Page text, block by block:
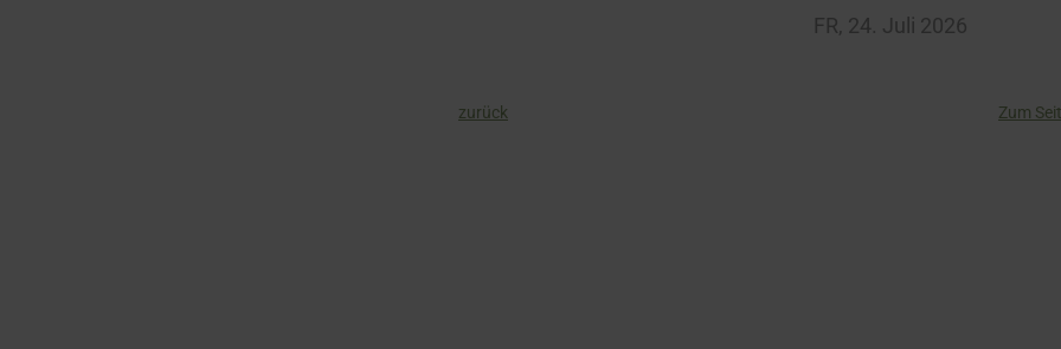
FR, 24. Juli 2026
zurück Zum